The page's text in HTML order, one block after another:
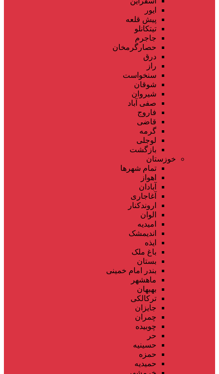
ایور
پیش قلعه
تیتکانلو
جاجرم
حصارگرمخان
درق
راز
سنخواست
شوقان
شیروان
صفی آباد
فاروج
قاضی
گرمه
لوجلی
بازگشت
خوزستان
تمام شهر‌ها
اهواز
آبادان
آغاجاری
اروندکنار
الوان
امیدیه
اندیمشک
ایذه
باغ ملک
بستان
بندر امام خمینی
ماهشهر
بهبهان
ترکالکی
جایزان
چمران
چوبیده
حر
حسینیه
حمزه
حمیدیه